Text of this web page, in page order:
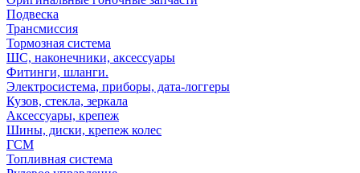
Подвеска
Трансмиссия
Тормозная система
ШС, наконечники, аксессуары
Фитинги, шланги.
Электросистема, приборы, дата-логгеры
Кузов, стекла, зеркала
Аксессуары, крепеж
Шины, диски, крепеж колес
ГСМ
Топливная система